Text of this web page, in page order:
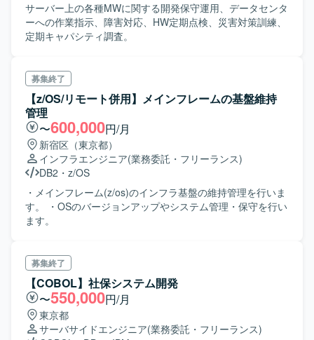
サーバー上の各種MWに関する開発保守運用、データセンタ
ーへの作業指示、障害対応、HW定期点検、災害対策訓練、
定期キャパシティ調査。
募集終了
【z/OS/リモート併用】メインフレームの基盤維持
管理
〜600,000円/月
新宿区（東京都）
インフラエンジニア(業務委託・フリーランス)
DB2 ・ z/OS
・メインフレーム(z/os)のインフラ基盤の維持管理を行いま
す。 ・OSのバージョンアップやシステム管理・保守を行い
ます。
募集終了
【COBOL】社保システム開発
〜550,000円/月
東京都
サーバサイドエンジニア(業務委託・フリーランス)